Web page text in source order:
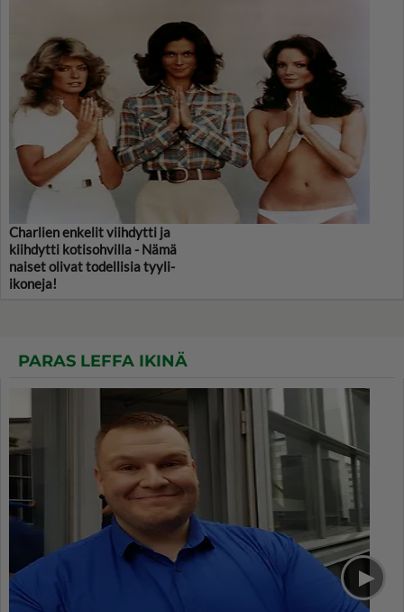
Charlien enkelit viihdytti ja
kiihdytti kotisohvilla - Nämä
naiset olivat todellisia tyyli-
ikoneja!
PARAS LEFFA IKINÄ